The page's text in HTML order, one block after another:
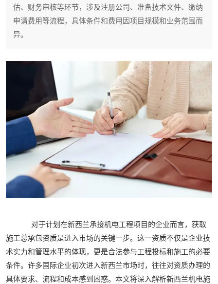
估、财务审核等环节，涉及注册公司、准备技术文件、缴纳
申请费用等流程，具体条件和费用因项目规模和业务范围而
异。
对于计划在新西兰承接机电工程项目的企业而言，获取
施工总承包资质是进入市场的关键一步。这一资质不仅是企业技
术实力和管理水平的体现，更是合法参与工程投标和施工的必要
条件。许多国际企业初次进入新西兰市场时，往往对资质办理的
具体要求、流程和成本感到困惑。本文将深入解析新西兰机电施